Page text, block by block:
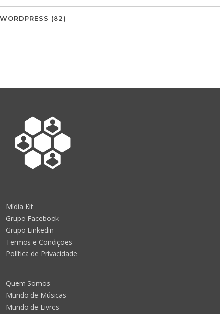
WORDPRESS (82)
Mídia Kit
Grupo Facebook
Grupo Linkedin
Termos e Condições
Política de Privacidade
Quem Somos
Mundo de Músicas
Mundo de Livros